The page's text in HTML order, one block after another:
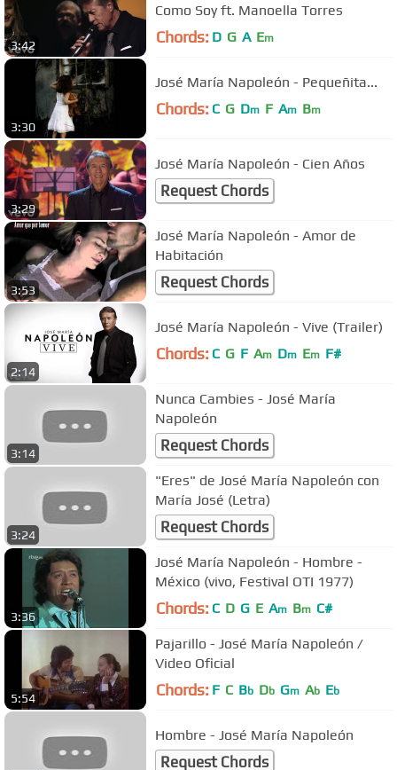
3:42
Como Soy ft. Manoella Torres
Chords: D G A Em
3:30
José María Napoleón - Pequeñita...
Chords: C G Dm F Am Bm
3:29
José María Napoleón - Cien Años
Request Chords
3:53
José María Napoleón - Amor de
Habitación
Request Chords
2:14
José María Napoleón - Vive (Trailer)
Chords: C G F Am Dm Em F#
3:14
Nunca Cambies - José María
Napoleón
Request Chords
3:24
"Eres" de José María Napoleón con
María José (Letra)
Request Chords
3:36
José María Napoleón - Hombre -
México (vivo, Festival OTI 1977)
Chords: C D G E Am Bm C#
5:54
Pajarillo - José María Napoleón /
Video Oficial
Chords: F C Bb Db Gm Ab Eb
Hombre - José María Napoleón
Request Chords